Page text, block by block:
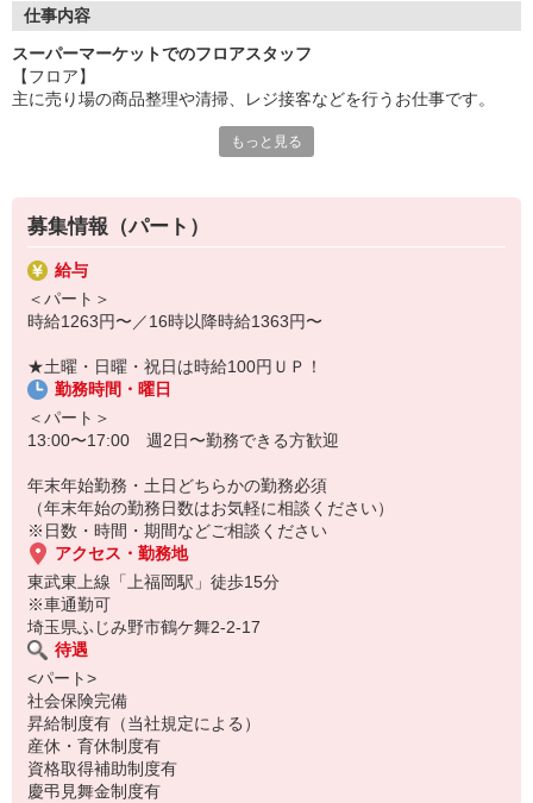
間未満であること）
セミセルフレジを導入しているため直接お金を触りません。
多様性や個性を尊重し
動きやすくカジュアルな服装◎（ジーパン可）
髪色自由◎（※場合によっては帽子着用）
まずはお気軽にお問合せください！
仕事内容
スーパーマーケットでのフロアスタッフ
【フロア】
主に売り場の商品整理や清掃、レジ接客などを行うお仕事です。
マミーマートで働くと、待遇もいっぱい！
パート・アルバイトの募集です！
＜お買い物優遇制度＞お仕事帰りにお得にお買いものして帰れま
す！
＜昇給あり＞能力と評価に応じて昇給あります。社員登用制度もあ
その他にも、
＜交通費支給＞＜制服貸与＞
＜各社会保険完備＞＜互助会制度＞ 等々
うれしい待遇をご用意しました！
『未経験でも安心!簡単おしごと』
丁寧にお教えしますので、どなたも安心スタート。
分からないこともすぐに聞けるアットホームな雰囲気の職場です。
経験がなくても、ブランクがあっても、OK！
もっと見る
募集情報（パート）
給与
＜パート＞
時給1263円〜／16時以降時給1363円〜
★土曜・日曜・祝日は時給100円ＵＰ！
勤務時間・曜日
＜パート＞
13:00〜17:00 週2日〜勤務できる方歓迎
年末年始勤務・土日どちらかの勤務必須
（年末年始の勤務日数はお気軽に相談ください）
※日数・時間・期間などご相談ください
アクセス・勤務地
東武東上線「上福岡駅」徒歩15分
※車通勤可
埼玉県ふじみ野市鶴ケ舞2-2-17
待遇
<パート>
社会保険完備
昇給制度有（当社規定による）
産休・育休制度有
資格取得補助制度有
慶弔見舞金制度有